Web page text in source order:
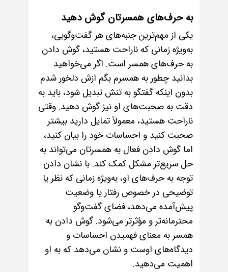
به حرف‌های همسرتان گوش دهید
یکی از مهم‌ترین جنبه‌های هر گفت‌وگویی،
به‌ویژه زمانی که ناراحت هستید، گوش دادن
به حرف‌های همسر است. اگر می‌خواهید
بدانید چطور به همسرم بگم ازش دلخور شدم
بدون اینکه گفتگو به تنش تبدیل شود، باید به
دقت به صحبت‌های او نیز گوش دهید. وقتی
ناراحت هستید، معمولاً تمایل دارید بیشتر
صحبت کنید و احساسات خود را بیان کنید،
اما گوش دادن فعال به همسرتان می‌تواند به
حل سریع‌تر مشکل کمک کند. با نشان دادن
توجه به حرف‌های او، به‌ویژه زمانی که نظر یا
توضیحی در خصوص رفتار یا وضعیت
پیش‌آمده می‌دهد، فضای گفت‌وگو
محترمانه‌تر و مؤثرتر می‌شود. گوش دادن به
همسر به معنای فهمیدن احساسات و
دیدگاه‌های اوست و نشان می‌دهد که به او
اهمیت می‌دهید.